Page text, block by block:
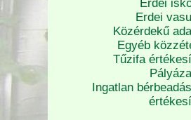
Erdei
Erdei
Közérdekű
Egyéb
Tűzifa
Ingatlan